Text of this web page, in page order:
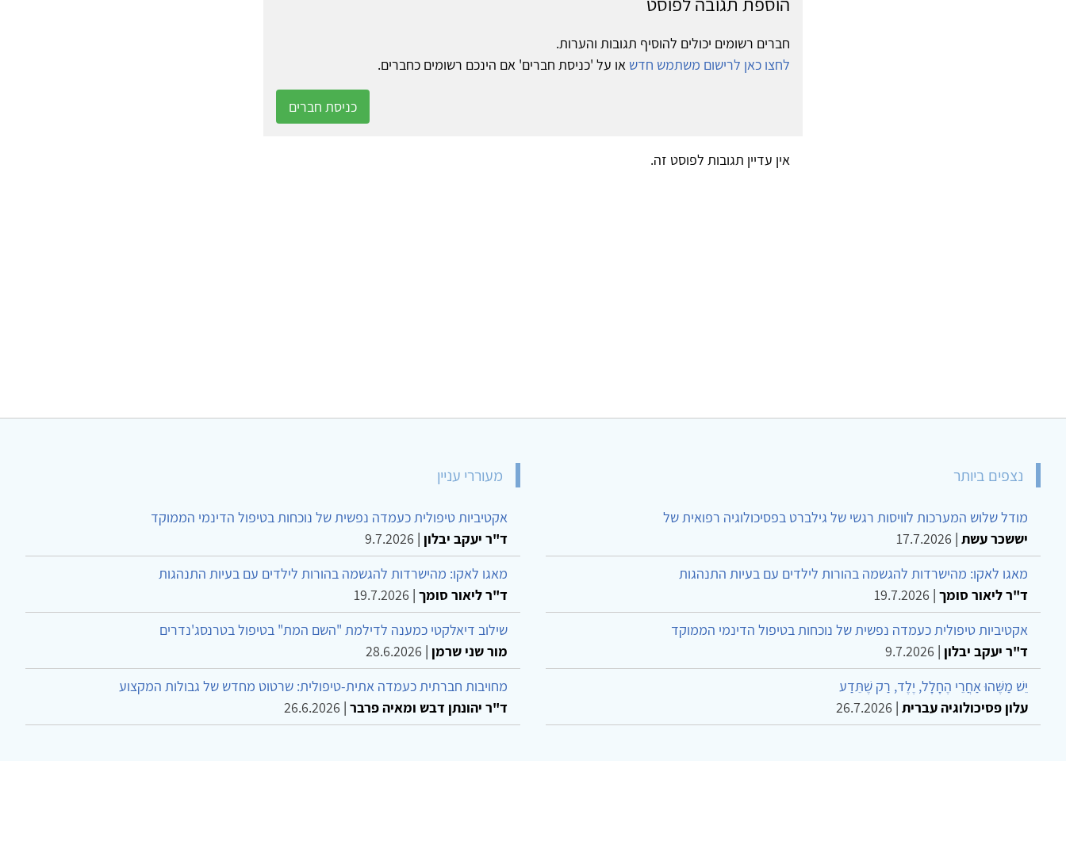
חברים רשומים יכולים להוסיף תגובות והערות.
לחצו כאן לרישום משתמש חדש או על 'כניסת חברים' אם הינכם רשומים כחברים.
כניסת חברים
אין עדיין תגובות לפוסט זה.
נצפים ביותר
מודל שלוש המערכות לוויסות רגשי של גילברט בפסיכולוגיה רפואית של
יששכר עשת |
17.7.2026
מאגו לאקו: מהישרדות להגשמה בהורות לילדים עם בעיות התנהגות
ד"ר ליאור סומך |
19.7.2026
אקטיביות טיפולית כעמדה נפשית של נוכחות בטיפול הדינמי הממוקד
ד"ר יעקב יבלון |
9.7.2026
יֵשׁ מַשֶּׁהוּ אַחֲרֵי הֶחָלָל, יֶלֶד, רַק שֶׁתֵּדַע
עלון פסיכולוגיה עברית |
26.7.2026
מעוררי עניין
אקטיביות טיפולית כעמדה נפשית של נוכחות בטיפול הדינמי הממוקד
ד"ר יעקב יבלון |
9.7.2026
מאגו לאקו: מהישרדות להגשמה בהורות לילדים עם בעיות התנהגות
ד"ר ליאור סומך |
19.7.2026
שילוב דיאלקטי כמענה לדילמת "השם המת" בטיפול בטרנסג'נדרים
מור שני שרמן |
28.6.2026
מחויבות חברתית כעמדה אתית-טיפולית: שרטוט מחדש של גבולות המקצוע
ד"ר יהונתן דבש ומאיה פרבר |
26.6.2026